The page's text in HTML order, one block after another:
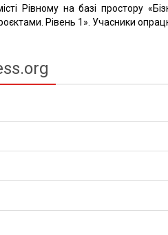
Рівному на базі простору
Рівень 1». Учасники